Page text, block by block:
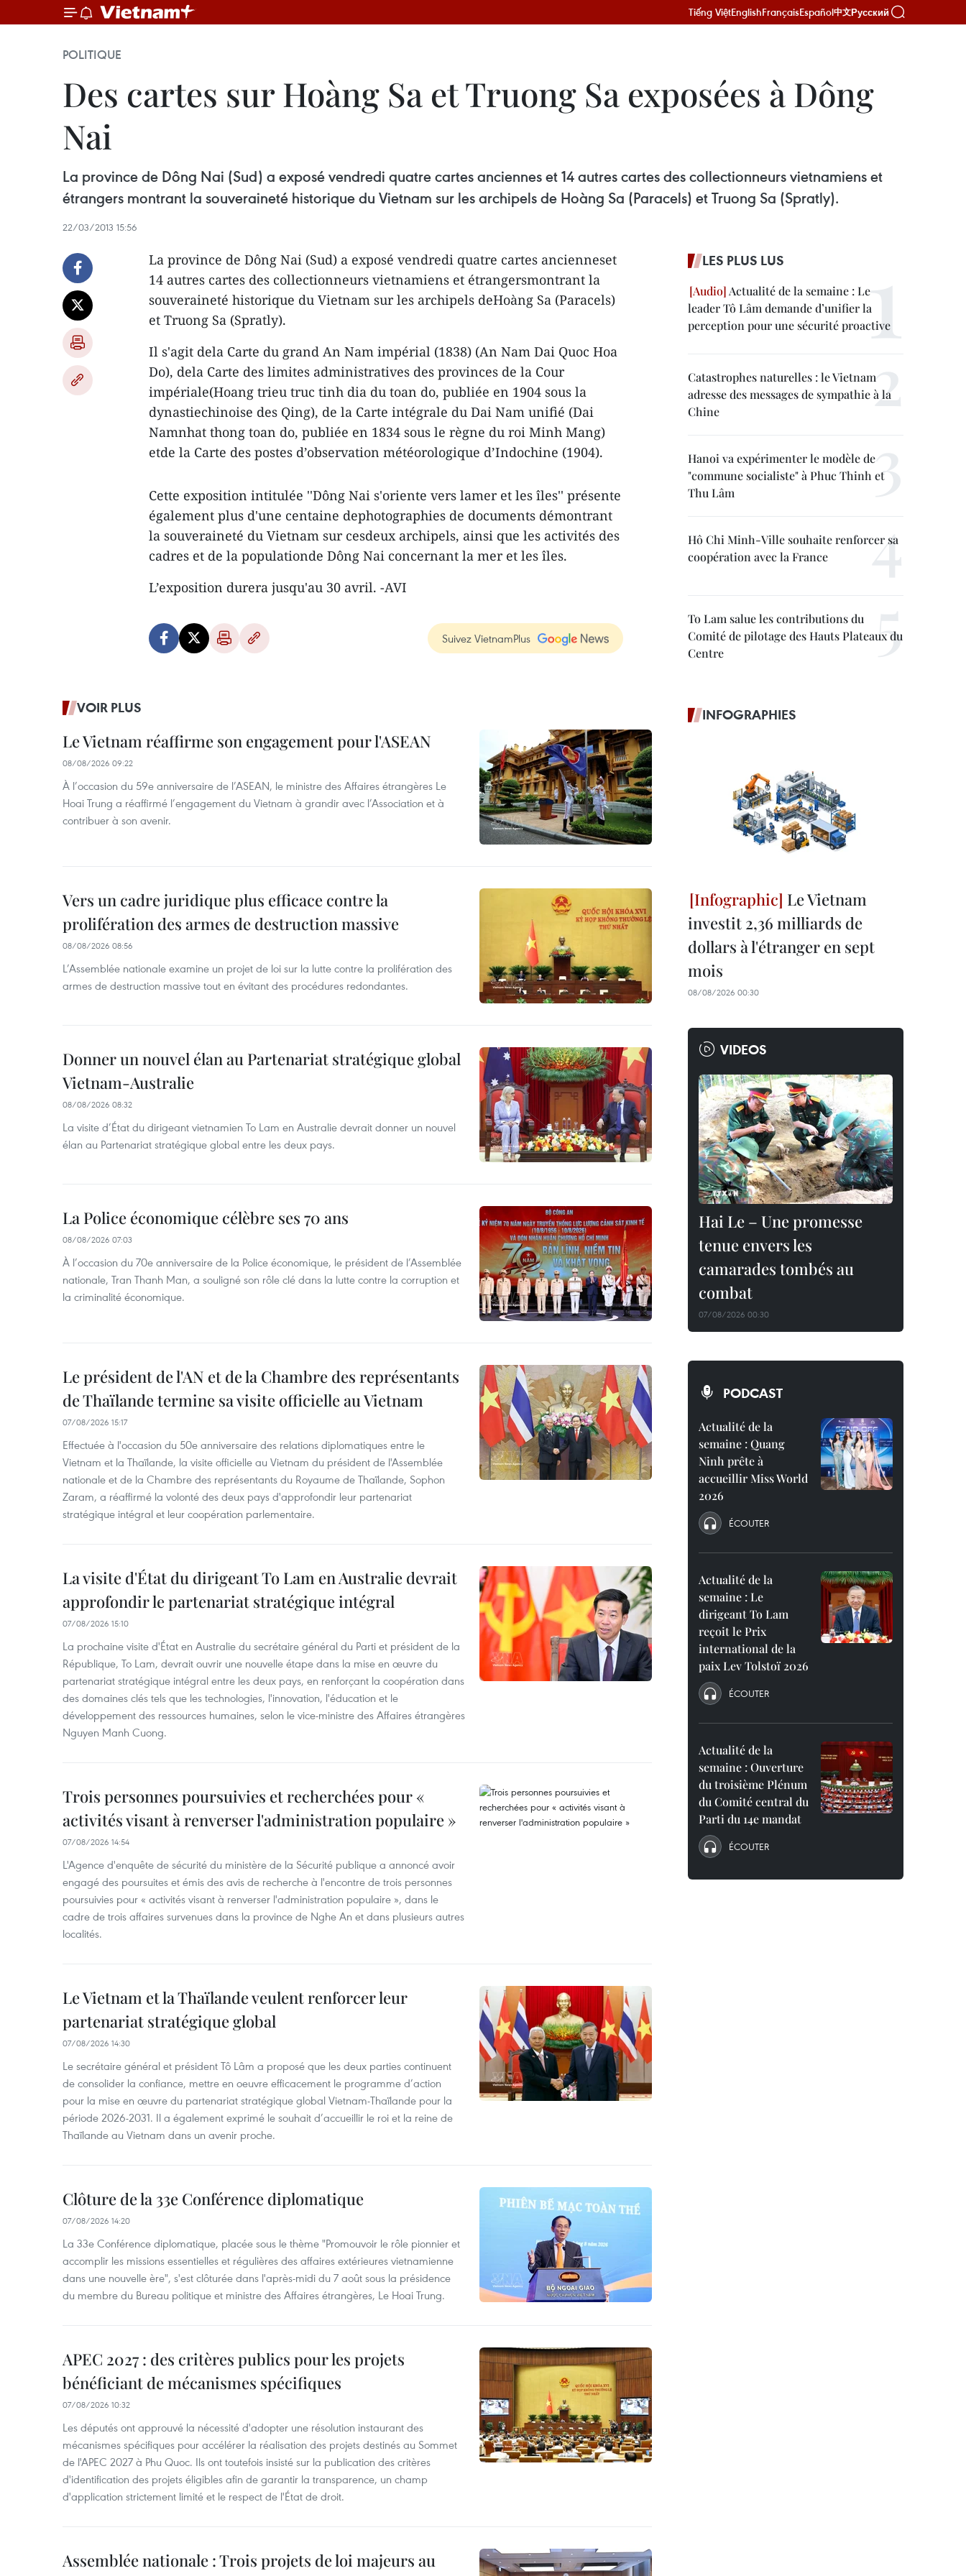
Tiếng ViệtEnglishFrançaisEspañol中文Русский
POLITIQUE
Des cartes sur Hoàng Sa et Truong Sa exposées à Dông
Nai
La province de Dông Nai (Sud) a exposé vendredi quatre cartes anciennes et 14 autres cartes des collectionneurs vietnamiens et
étrangers montrant la souveraineté historique du Vietnam sur les archipels de Hoàng Sa (Paracels) et Truong Sa (Spratly).
22/03/2013 15:56
La province de Dông Nai (Sud) a exposé vendredi quatre cartes ancienneset
14 autres cartes des collectionneurs vietnamiens et étrangersmontrant la
souveraineté historique du Vietnam sur les archipels deHoàng Sa (Paracels)
et Truong Sa (Spratly).
Il s'agit dela Carte du grand An Nam impérial (1838) (An Nam Dai Quoc Hoa
Do), dela Carte des limites administratives des provinces de la Cour
impériale(Hoang trieu truc tinh dia du toan do, publiée en 1904 sous la
dynastiechinoise des Qing), de la Carte intégrale du Dai Nam unifié (Dai
Namnhat thong toan do, publiée en 1834 sous le règne du roi Minh Mang)
etde la Carte des postes d’observation météorologique d’Indochine (1904).
Cette exposition intitulée ''Dông Nai s'oriente vers lamer et les îles'' présente
également plus d'une centaine dephotographies de documents démontrant
la souveraineté du Vietnam sur cesdeux archipels, ainsi que les activités des
cadres et de la populationde Dông Nai concernant la mer et les îles.
L’exposition durera jusqu'au 30 avril. -AVI
Suivez VietnamPlus
VOIR PLUS
Le Vietnam réaffirme son engagement pour l'ASEAN
08/08/2026 09:22
À l’occasion du 59e anniversaire de l’ASEAN, le ministre des Affaires étrangères Le
Hoai Trung a réaffirmé l’engagement du Vietnam à grandir avec l’Association et à
contribuer à son avenir.
Vers un cadre juridique plus efficace contre la
prolifération des armes de destruction massive
08/08/2026 08:56
L’Assemblée nationale examine un projet de loi sur la lutte contre la prolifération des
armes de destruction massive tout en évitant des procédures redondantes.
Donner un nouvel élan au Partenariat stratégique global
Vietnam-Australie
08/08/2026 08:32
La visite d’État du dirigeant vietnamien To Lam en Australie devrait donner un nouvel
élan au Partenariat stratégique global entre les deux pays.
La Police économique célèbre ses 70 ans
08/08/2026 07:03
À l’occasion du 70e anniversaire de la Police économique, le président de l’Assemblée
nationale, Tran Thanh Man, a souligné son rôle clé dans la lutte contre la corruption et
la criminalité économique.
Le président de l'AN et de la Chambre des représentants
de Thaïlande termine sa visite officielle au Vietnam
07/08/2026 15:17
Effectuée à l'occasion du 50e anniversaire des relations diplomatiques entre le
Vietnam et la Thaïlande, la visite officielle au Vietnam du président de l'Assemblée
nationale et de la Chambre des représentants du Royaume de Thaïlande, Sophon
Zaram, a réaffirmé la volonté des deux pays d'approfondir leur partenariat
stratégique intégral et leur coopération parlementaire.
La visite d'État du dirigeant To Lam en Australie devrait
approfondir le partenariat stratégique intégral
07/08/2026 15:10
La prochaine visite d'État en Australie du secrétaire général du Parti et président de la
République, To Lam, devrait ouvrir une nouvelle étape dans la mise en œuvre du
partenariat stratégique intégral entre les deux pays, en renforçant la coopération dans
des domaines clés tels que les technologies, l'innovation, l'éducation et le
développement des ressources humaines, selon le vice-ministre des Affaires étrangères
Nguyen Manh Cuong.
Trois personnes poursuivies et recherchées pour «
activités visant à renverser l'administration populaire »
07/08/2026 14:54
L'Agence d'enquête de sécurité du ministère de la Sécurité publique a annoncé avoir
engagé des poursuites et émis des avis de recherche à l'encontre de trois personnes
poursuivies pour « activités visant à renverser l'administration populaire », dans le
cadre de trois affaires survenues dans la province de Nghe An et dans plusieurs autres
localités.
Le Vietnam et la Thaïlande veulent renforcer leur
partenariat stratégique global
07/08/2026 14:30
Le secrétaire général et président Tô Lâm a proposé que les deux parties continuent
de consolider la confiance, mettre en oeuvre efficacement le programme d’action
pour la mise en œuvre du partenariat stratégique global Vietnam-Thaïlande pour la
période 2026-2031. Il a également exprimé le souhait d’accueillir le roi et la reine de
Thaïlande au Vietnam dans un avenir proche.
Clôture de la 33e Conférence diplomatique
07/08/2026 14:20
La 33e Conférence diplomatique, placée sous le thème "Promouvoir le rôle pionnier et
accomplir les missions essentielles et régulières des affaires extérieures vietnamienne
dans une nouvelle ère", s'est clôturée dans l'après-midi du 7 août sous la présidence
du membre du Bureau politique et ministre des Affaires étrangères, Le Hoai Trung.
APEC 2027 : des critères publics pour les projets
bénéficiant de mécanismes spécifiques
07/08/2026 10:32
Les députés ont approuvé la nécessité d'adopter une résolution instaurant des
mécanismes spécifiques pour accélérer la réalisation des projets destinés au Sommet
de l'APEC 2027 à Phu Quoc. Ils ont toutefois insisté sur la publication des critères
d'identification des projets éligibles afin de garantir la transparence, un champ
d'application strictement limité et le respect de l'État de droit.
Assemblée nationale : Trois projets de loi majeurs au
LES PLUS LUS
Actualité de la semaine : Le
leader Tô Lâm demande d’unifier la
perception pour une sécurité proactive
Catastrophes naturelles : le Vietnam
adresse des messages de sympathie à la
Chine
Hanoi va expérimenter le modèle de
"commune socialiste" à Phuc Thinh et
Thu Lâm
Hô Chi Minh-Ville souhaite renforcer sa
coopération avec la France
To Lam salue les contributions du
Comité de pilotage des Hauts Plateaux du
Centre
INFOGRAPHIES
Le Vietnam
investit 2,36 milliards de
dollars à l'étranger en sept
mois
08/08/2026 00:30
VIDEOS
Hai Le – Une promesse
tenue envers les
camarades tombés au
combat
07/08/2026 00:30
PODCAST
Actualité de la
semaine : Quang
Ninh prête à
accueillir Miss World
2026
ÉCOUTER
Actualité de la
semaine : Le
dirigeant To Lam
reçoit le Prix
international de la
paix Lev Tolstoï 2026
ÉCOUTER
Actualité de la
semaine : Ouverture
du troisième Plénum
du Comité central du
Parti du 14e mandat
ÉCOUTER